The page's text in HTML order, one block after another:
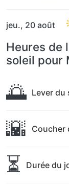
jeu., 20 août
Heures de
soleil pour
🌅 Lever du
🌇 Coucher
⏳ Durée du